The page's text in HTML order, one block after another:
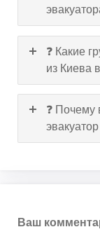
❓ Какие
из Киева
❓ Почему
Ваш